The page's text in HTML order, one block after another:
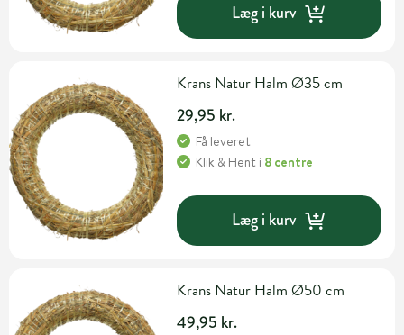
Læg i kurv
Krans Natur Halm Ø35 cm
29,95 kr.
Få leveret
Klik & Hent i 8 centre
Læg i kurv
Krans Natur Halm Ø50 cm
49,95 kr.